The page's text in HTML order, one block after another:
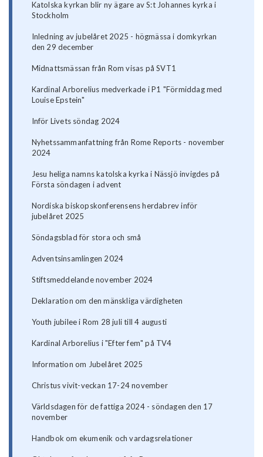
Katolska kyrkan blir ny ägare av S:t Johannes kyrka i
Stockholm
Inledning av jubelåret 2025 - högmässa i domkyrkan
den 29 december
Midnattsmässan från Rom visas på SVT1
Kardinal Arborelius medverkade i P1 "Förmiddag med
Louise Epstein"
Inför Livets söndag 2024
Nyhetssammanfattning från Rome Reports - november
2024
Jesu heliga namns katolska kyrka i Nässjö invigdes på
Första söndagen i advent
Nordiska biskopskonferensens herdabrev inför
jubelåret 2025
Söndagsblad för stora och små
Adventsinsamlingen 2024
Stiftsmeddelande november 2024
Deklaration om den mänskliga värdigheten
Youth jubilee i Rom 28 juli till 4 augusti
Kardinal Arborelius i "Efter fem" på TV4
Information om Jubelåret 2025
Christus vivit-veckan 17-24 november
Världsdagen för de fattiga 2024 - söndagen den 17
november
Handbok om ekumenik och vardagsrelationer